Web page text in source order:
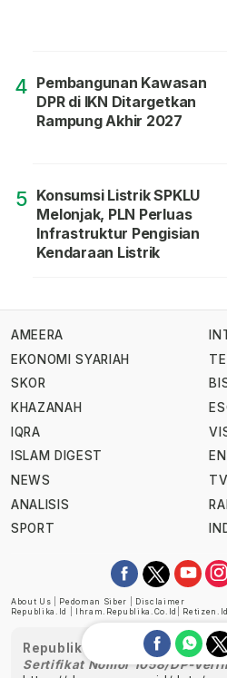
4 Pembangunan Kawasan
DPR di IKN Ditargetkan
Rampung Akhir 2027
5 Konsumsi Listrik SPKLU
Melonjak, PLN Perluas
Infrastruktur Pengisian
Kendaraan Listrik
AMEERA
EKONOMI SYARIAH
SKOR
KHAZANAH
IQRA
ISLAM DIGEST
NEWS
ANALISIS
SPORT
TV
About Us Pedoman Siber
Disclaimer
Republika.id
Ihram.republika.co.id Retizen.id
Republika telah diverifikasi
Sertifikat Nomor 1058/DP-